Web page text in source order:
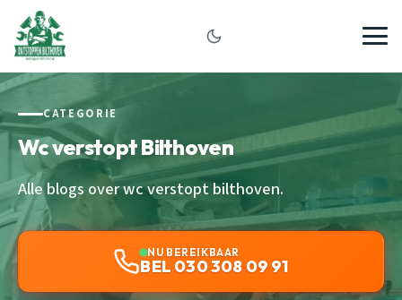
CATEGORIE
Wc verstopt Bilthoven
Alle blogs over wc verstopt bilthoven.
NU BEREIKBAAR
BEL 030 308 09 91